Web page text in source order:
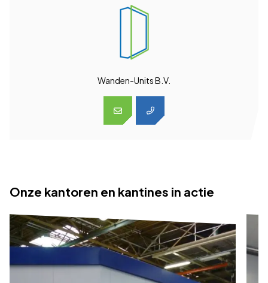
Wanden-Units B.V.
Onze kantoren en kantines in actie